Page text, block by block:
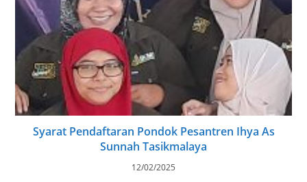
Syarat Pendaftaran Pondok Pesantren Ihya As
Sunnah Tasikmalaya
12/02/2025